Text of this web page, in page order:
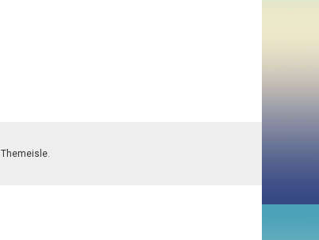
Themeisle.